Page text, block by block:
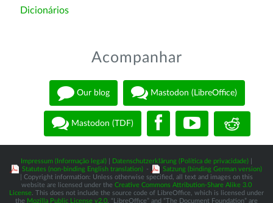
Dicionários
Acompanhar
Our blog Mastodon (LibreOffice)
Mastodon (TDF)
Impressum (Informação legal) Datenschutzerklärung (Política de privacidade)
Statutes (non-binding English translation) -
Satzung (binding German version)
| Copyright information: Unless otherwise specified, all text and images on this
website are licensed under the Creative Commons Attribution-Share Alike 3.0
License . This does not include the source code of LibreOffice, which is licensed under
the Mozilla Public License v2.0 . “LibreOffice” and “The Document Foundation” are